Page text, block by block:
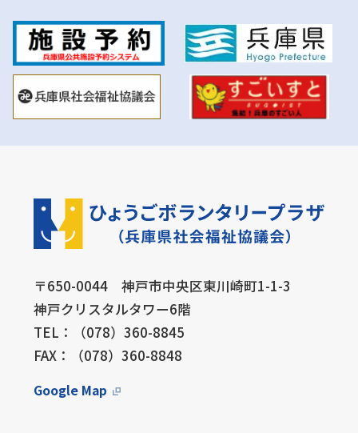
〒650-0044 神戸市中央区東川崎町1-1-3
神戸クリスタルタワー6階
TEL：（078）360-8845
FAX：（078）360-8848
Google Map